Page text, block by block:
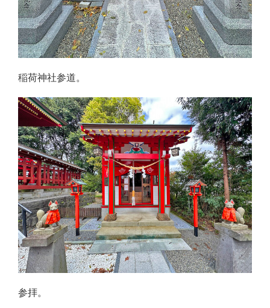
稲荷神社参道。
参拝。